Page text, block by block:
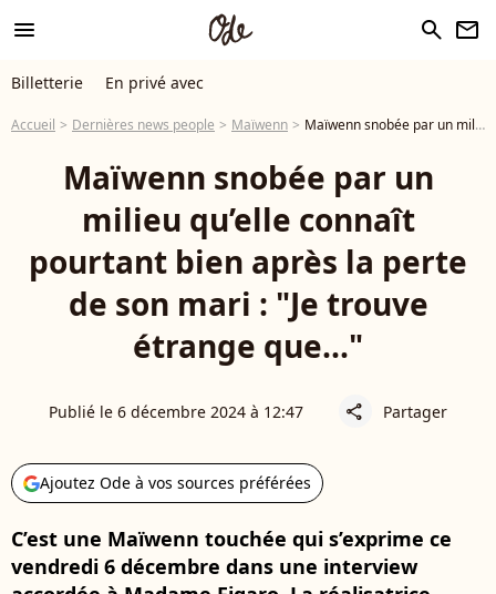
menu search newsletter
Billetterie En privé avec
Accueil Dernières news people Maïwenn Maïwenn snobée par un milieu qu’elle connaît pourtant bien après la perte de son mari : "Je trouve étrange que..."
Maïwenn snobée par un
milieu qu’elle connaît
pourtant bien après la perte
de son mari : "Je trouve
étrange que..."
Publié le 6 décembre 2024 à 12:47 share Partager
Ajoutez Ode à vos sources préférées
C’est une Maïwenn touchée qui s’exprime ce
vendredi 6 décembre dans une interview